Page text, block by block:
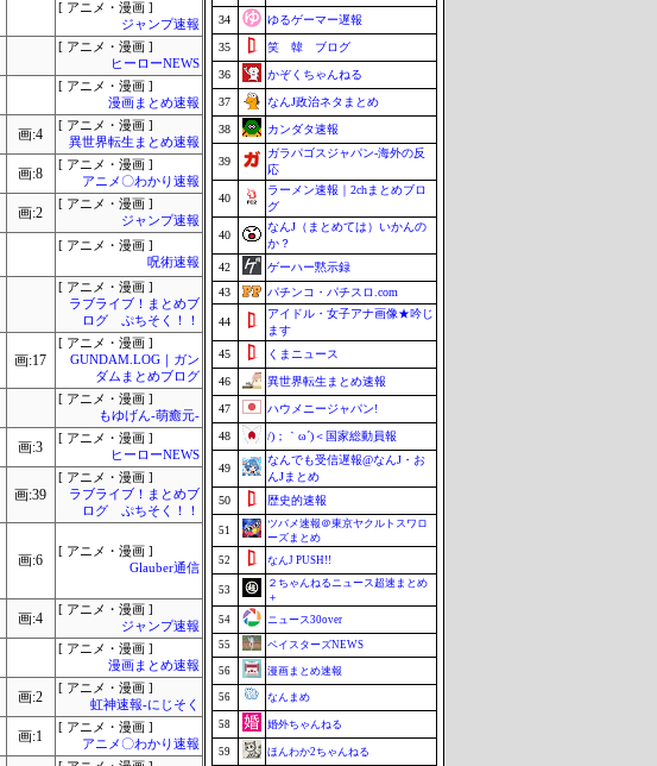
[ アニメ・漫画 ]
ジャンプ速報
[ アニメ・漫画 ]
ヒーローNEWS
[ アニメ・漫画 ]
漫画まとめ速報
画:4
[ アニメ・漫画 ]
異世界転生まとめ速報
画:8
[ アニメ・漫画 ]
アニメ〇わかり速報
画:2
[ アニメ・漫画 ]
ジャンプ速報
[ アニメ・漫画 ]
呪術速報
[ アニメ・漫画 ]
ラブライブ！まとめブ
ログ ぷちそく！！
画:17
[ アニメ・漫画 ]
GUNDAM.LOG｜ガン
ダムまとめブログ
[ アニメ・漫画 ]
もゆげん-萌癒元-
画:3
[ アニメ・漫画 ]
ヒーローNEWS
画:39
[ アニメ・漫画 ]
ラブライブ！まとめブ
ログ ぷちそく！！
画:6
[ アニメ・漫画 ]
Glauber通信
画:4
[ アニメ・漫画 ]
ジャンプ速報
[ アニメ・漫画 ]
漫画まとめ速報
画:2
[ アニメ・漫画 ]
虹神速報-にじそく
画:1
[ アニメ・漫画 ]
アニメ〇わかり速報
34 ゆるゲーマー遅報
35 笑 韓 ブログ
36 かぞくちゃんねる
37 なんJ政治ネタまとめ
38 カンダタ速報
39
ガラパゴスジャパン-海外の反
応
40
ラーメン速報｜2chまとめブロ
グ
40
なんJ（まとめては）いかんの
か？
42
ゲーハー黙示録
43
パチンコ・パチスロ.com
44
アイドル・女子アナ画像★吟じ
ます
45
くまニュース
46 異世界転生まとめ速報
47 ハウメニージャパン!
48 /)；｀ω´)＜国家総動員報
49
なんでも受信遅報@なんJ・お
んJまとめ
50
歴史的速報
51
ツバメ速報＠東京ヤクルトスワロ
ーズまとめ
52
なんJ PUSH!!
53
２ちゃんねるニュース超速まとめ
＋
54
ニュース30over
55 ベイスターズNEWS
56 漫画まとめ速報
56 なんまめ
58 婚外ちゃんねる
59 ほんわか2ちゃんねる